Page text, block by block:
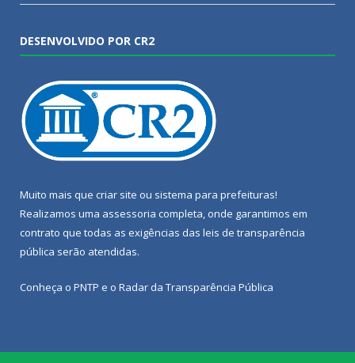
DESENVOLVIDO POR CR2
Muito mais que criar site ou sistema para prefeituras!
Realizamos uma assessoria completa, onde garantimos em
contrato que todas as exigências das leis de transparência
pública serão atendidas.
Conheça o PNTP e o Radar da Transparência Pública